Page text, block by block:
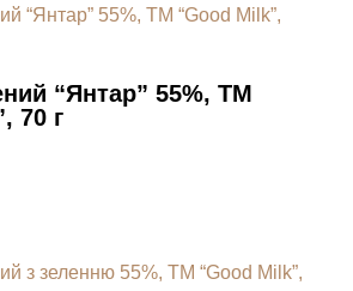
“Янтар” 55%, ТМ
70 г